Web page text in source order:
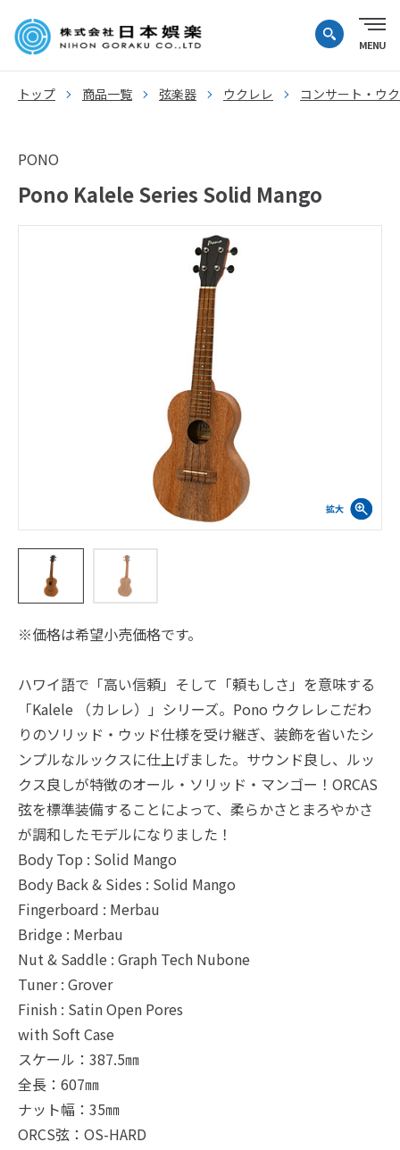
トップ 商品一覧 弦楽器 ウクレレ コンサート・ウ
PONO
Pono Kalele Series Solid Mango
※価格は希望小売価格です。
ハワイ語で「高い信頼」そして「頼もしさ」を意味する
「Kalele （カレレ）」シリーズ。Pono ウクレレこだわ
りのソリッド・ウッド仕様を受け継ぎ、装飾を省いたシ
ンプルなルックスに仕上げました。サウンド良し、ルッ
クス良しが特徴のオール・ソリッド・マンゴー！ORCAS
弦を標準装備することによって、柔らかさとまろやかさ
が調和したモデルになりました！
Body Top : Solid Mango
Body Back & Sides : Solid Mango
Fingerboard : Merbau
Bridge : Merbau
Nut & Saddle : Graph Tech Nubone
Tuner : Grover
Finish : Satin Open Pores
with Soft Case
スケール：387.5㎜
全長：607㎜
ナット幅：35㎜
ORCS弦：OS-HARD